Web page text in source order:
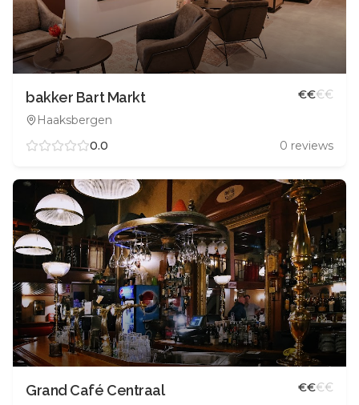
bakker Bart Markt
Haaksbergen
€€€€
0.0 0 reviews
Grand Café Centraal €€€€